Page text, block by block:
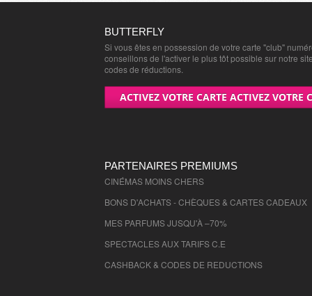
Yvelines
Deux Sevres - 79000 , (fr)
Vaucluse - 84000 , (fr)
Vendee - 85000 , (fr)
Vienne - 86000 , (fr)
Yonne - 89000 , (fr)
Territoire de Belfort
Essonne - 91000 , (fr)
Hauts de Seine - 92000 , (fr)
BUTTERFLY
Si vous êtes en possession de votre carte "club"
conseillons de l'activer le plus tôt possible sur notre
codes de réductions.
ACTIVEZ VOTRE CARTE ACTIVEZ VOTRE
PARTENAIRES PREMIUMS
CINÉMAS MOINS CHERS
BONS D'ACHATS - CHÈQUES & CARTES CADEAUX
MES PARFUMS JUSQU'À –70%
SPECTACLES AUX TARIFS C.E
CASHBACK & CODES DE REDUCTIONS